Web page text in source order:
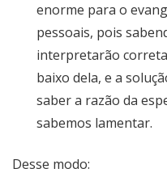
enorme para o
pessoais, pois
interpretarão
baixo dela, e a
saber a razão da
sabemos lamentar.
Desse modo: